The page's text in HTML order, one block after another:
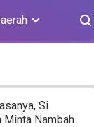
Si
Minta Nambah